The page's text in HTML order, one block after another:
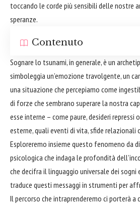
toccando le corde più sensibili delle nostre
speranze.
Contenuto
Sognare lo tsunami, in generale, è un
simboleggia un’emozione travolgente, un
una situazione che percepiamo come
di forze che sembrano superare la nostra
esse interne – come paure, desideri
esterne, quali eventi di vita, sfide
Esploreremo insieme questo fenomeno da
psicologica che indaga le profondità
che decifra il linguaggio universale dei sogni
traduce questi messaggi in strumenti per
Il percorso che intraprenderemo ci porterà a